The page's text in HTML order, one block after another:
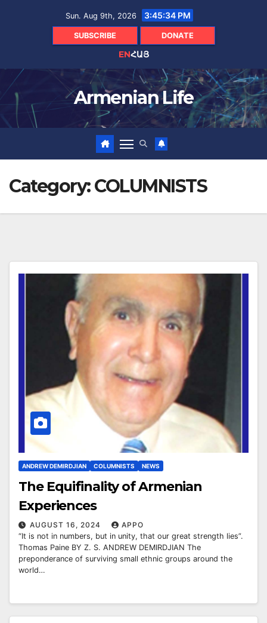
Sun. Aug 9th, 2026 3:45:36 PM
SUBSCRIBE DONATE
ENՀԱՅ
Armenian Life
Category:COLUMNISTS
ANDREW DEMIRDJIAN COLUMNISTS NEWS
The Equifinality of Armenian
Experiences
AUGUST 16, 2024
APPO
“It is not in numbers, but in unity, that our great strength lies”.
Thomas Paine BY Z. S. ANDREW DEMIRDJIAN The
preponderance of surviving small ethnic groups around the
world…